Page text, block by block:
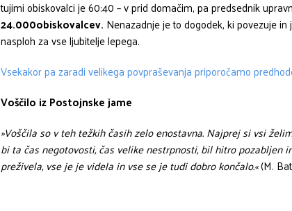
tujimi obiskovalci je 60:40 – v prid domačim, pa predsednik
24.000obiskovalcev. Nenazadnje je to dogodek, ki povezuje
nasploh za vse ljubitelje lepega.
Vsekakor pa zaradi velikega povpraševanja priporočamo
Voščilo iz Postojnske jame
»Voščila so v teh težkih časih zelo enostavna. Najprej si vsi
bi ta čas negotovosti, čas velike nestrpnosti, bil hitro
preživela, vse je je videla in vse se je tudi dobro končalo.«(M.